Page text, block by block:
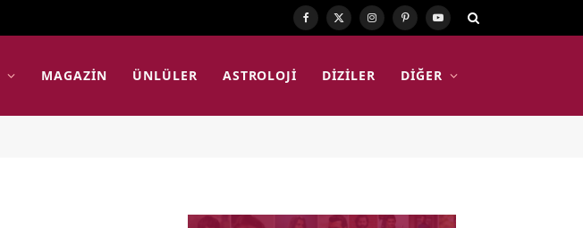
Facebook
X
Instagram
PinterestYouTube
MAGAZIN ÜNLÜLER ASTROLOJI DIZILER DIĞER